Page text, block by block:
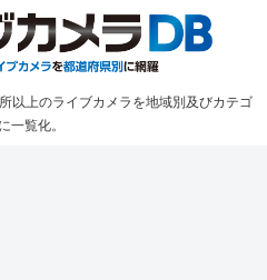
以上のライブカメラを地域別及びカテゴ
一覧化。